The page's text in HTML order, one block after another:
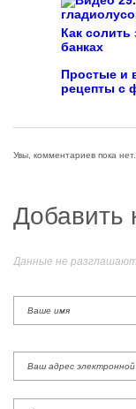
Как
банках
Простые и
рецепты с
Увы, комментариев пока
Добавить
Данные не